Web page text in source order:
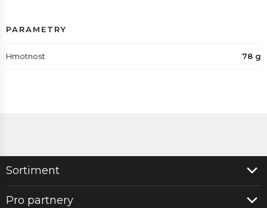
PARAMETRY
Hmotnost 78 g
Sortiment
Pro partnery